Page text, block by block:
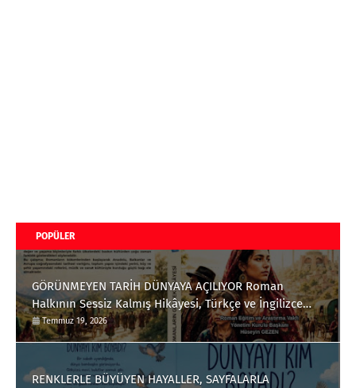
POPÜLER
GÖRÜNMEYEN TARİH DÜNYAYA AÇILIYOR Roman
Halkının Sessiz Kalmış Hikâyesi, Türkçe ve İngilizce
Olarak Okuyucuyla Buluştu
Temmuz 19, 2026
RENKLERLE BÜYÜYEN HAYALLER, SAYFALARLA